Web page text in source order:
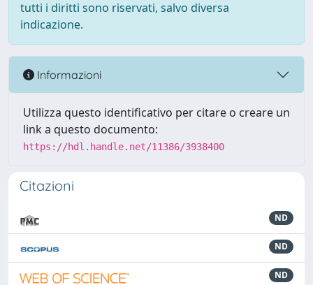
tutti i diritti sono riservati, salvo diversa
indicazione.
Informazioni
Utilizza questo identificativo per citare o creare un
link a questo documento:
https://hdl.handle.net/11386/3938400
Citazioni
ND
ND
ND